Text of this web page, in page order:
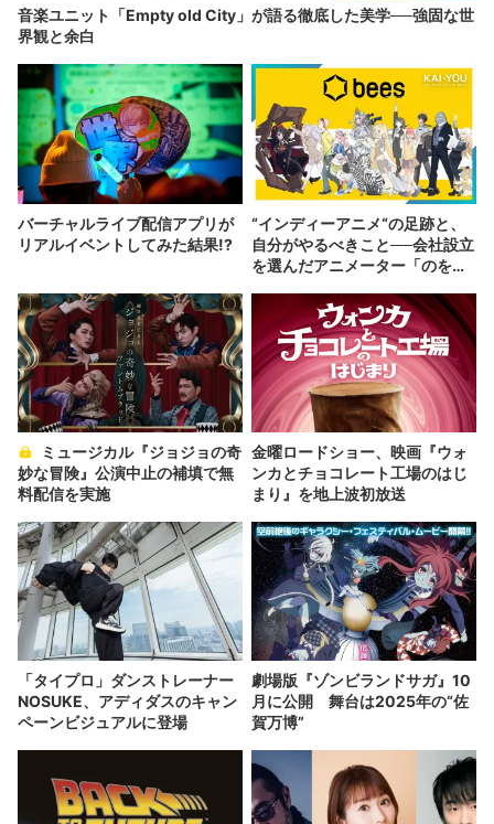
音楽ユニット「Empty old City」が語る徹底した美学──強固な世
界観と余白
バーチャルライブ配信アプリが
リアルイベントしてみた結果!?
“インディーアニメ“の足跡と、
自分がやるべきこと──会社設立
を選んだアニメーター「のを
妙な冒険』公演中止の補填で無
料配信を実施
金曜ロードショー、映画『ウォ
ンカとチョコレート工場のはじ
まり』を地上波初放送
「タイプロ」ダンストレーナー
NOSUKE、アディダスのキャン
ペーンビジュアルに登場
劇場版『ゾンビランドサガ』10
月に公開 舞台は2025年の“佐
賀万博”